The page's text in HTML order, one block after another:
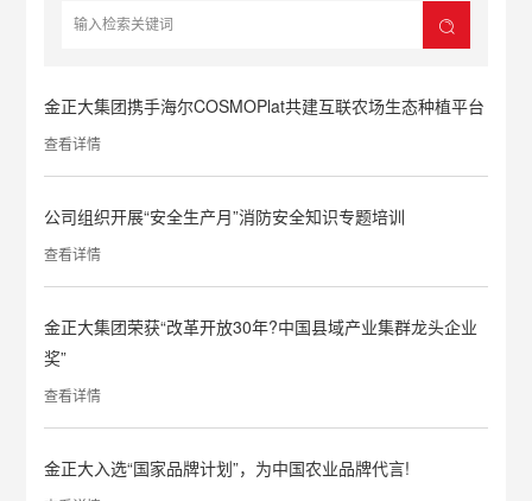
金正大集团携手海尔COSMOPlat共建互联农场生态种植平台
查看详情
公司组织开展“安全生产月”消防安全知识专题培训
查看详情
金正大集团荣获“改革开放30年?中国县域产业集群龙头企业
奖”
查看详情
金正大入选“国家品牌计划”，为中国农业品牌代言!